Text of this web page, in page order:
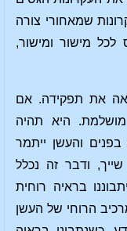
שמאחורי צורה
לכל מישור ומישור,
את תפקידה. אם
היא תהיה
והעשן ייתמר
ודבר זה נכלל
בראיה רוחית
הרוחי של העשן